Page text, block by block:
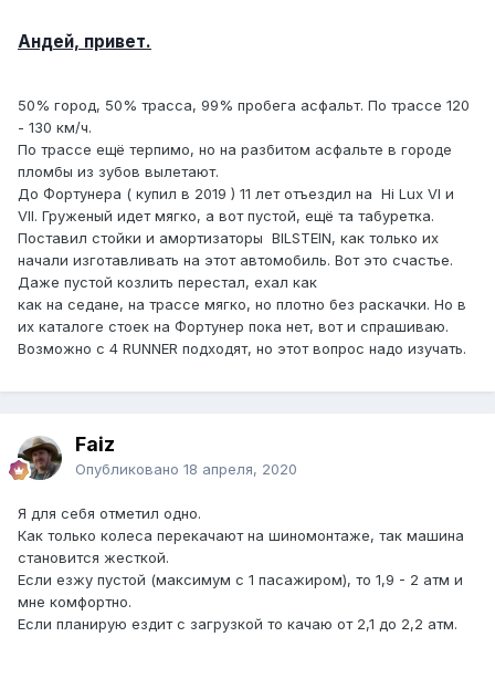
Андей, привет.
50% город, 50% трасса, 99% пробега асфальт. По трассе 120
- 130 км/ч.
По трассе ещё терпимо, но на разбитом асфальте в городе
пломбы из зубов вылетают.
До Фортунера ( купил в 2019 ) 11 лет отъездил на Hi Lux VI и
VII. Груженый идет мягко, а вот пустой, ещё та табуретка.
Поставил стойки и амортизаторы BILSTEIN, как только их
начали изготавливать на этот автомобиль. Вот это счастье.
Даже пустой козлить перестал, ехал как
как на седане, на трассе мягко, но плотно без раскачки. Но в
их каталоге стоек на Фортунер пока нет, вот и спрашиваю.
Возможно с 4 RUNNER подходят, но этот вопрос надо изучать.
Faiz
Опубликовано 18 апреля, 2020
Я для себя отметил одно.
Как только колеса перекачают на шиномонтаже, так машина
становится жесткой.
Если езжу пустой (максимум с 1 пасажиром), то 1,9 - 2 атм и
мне комфортно.
Если планирую ездит с загрузкой то качаю от 2,1 до 2,2 атм.